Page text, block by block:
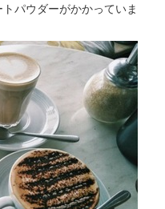
パウダーがかかっていま